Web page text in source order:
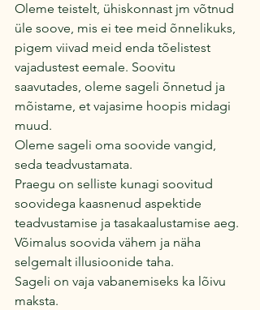
Oleme teistelt, ühiskonnast jm võtnud
üle soove, mis ei tee meid õnnelikuks,
pigem viivad meid enda tõelistest
vajadustest eemale. Soovitu
saavutades, oleme sageli õnnetud ja
mõistame, et vajasime hoopis midagi
muud.
Oleme sageli oma soovide vangid,
seda teadvustamata.
Praegu on selliste kunagi soovitud
soovidega kaasnenud aspektide
teadvustamise ja tasakaalustamise aeg.
Võimalus soovida vähem ja näha
selgemalt illusioonide taha.
Sageli on vaja vabanemiseks ka lõivu
maksta.